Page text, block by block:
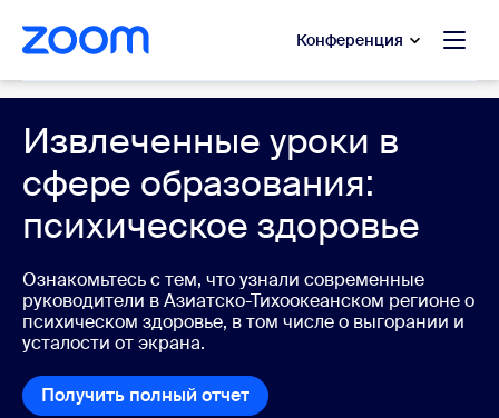
содержанию
в чат помощи Конференция
Извлеченные уроки в
сфере образования:
психическое здоровье
Ознакомьтесь с тем, что узнали современные
руководители в Азиатско-Тихоокеанском регионе о
психическом здоровье, в том числе о выгорании и
усталости от экрана.
Получить полный отчет